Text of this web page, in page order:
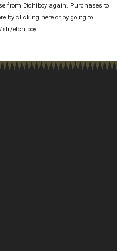
from Étchiboy again. Purchases to
by clicking here or by going to
str/etchiboy